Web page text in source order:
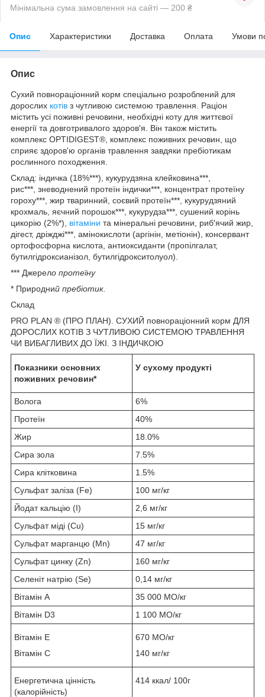
Мінімальна сума замовлення на сайті — 200 ₴
Опис Характеристики Доставка Оплата Умови
Опис
Сухий повнораціонний корм спеціально розроблений для
дорослих котів з чутливою системою травлення. Раціон
містить усі поживні речовини, необхідні коту для життєвої
енергії та довготривалого здоров'я. Він також містить
комплекс OPTIDIGEST® , комплекс поживних речовин, що
сприяє здоров'ю органів травлення завдяки пребіотикам
рослинного походження.
Склад: індичка (18%***), кукурудзяна клейковина***,
рис***, зневоднений протеїн індички***, концентрат протеїну
гороху***, жир тваринний, соєвий протеїн***, кукурудзяний
крохмаль, яєчний порошок***, кукурудза***, сушений корінь
цикорію (2%*), вітаміни та мінеральні речовини, риб′ячий жир,
дігест, дріжджі***, амінокислоти (аргінін, метіонін), консервант
ортофосфорна кислота, антиоксиданти (пропілгалат,
бутилгідроксианізол, бутилгідрокситолуол).
*** Джерело протеїну
* Природний пребіотик.
Склад
PRO PLAN ® (ПРО ПЛАН). СУХИЙ повнораціонний корм ДЛЯ
ДОРОСЛИХ КОТІВ З ЧУТЛИВОЮ СИСТЕМОЮ ТРАВЛЕННЯ
ЧИ ВИБАГЛИВИХ ДО ЇЖІ. З ІНДИЧКОЮ
Показники основних
поживних речовин*
У сухому продукті
Волога
6%
Протеїн
40%
Жир
18.0%
Сира зола
7.5%
Сира клітковина
1.5%
Сульфат заліза (Fe)
100 мг/кг
Йодат кальцію (I)
2,6 мг/кг
Сульфат міді (Cu)
15 мг/кг
Сульфат марганцю (Mn)
47 мг/кг
Сульфат цинку (Zn)
160 мг/кг
Селеніт натрію (Se)
0,14 мг/кг
Вітамін А
35 000 МО/кг
Вітамін D3
1 100 МО/кг
Вітамін Е
Вітамін С
670 МО/кг
140 мг/кг
Енергетична цінність
(калорійність)
414 ккал/ 100г